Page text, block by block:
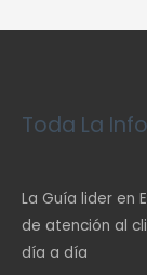
Toda La
La Guía lider en
de atención al
día a día